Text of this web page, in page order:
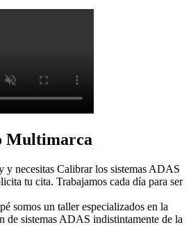
Multimarca
y necesitas Calibrar los sistemas ADAS
tu cita. Trabajamos cada día para ser
somos un taller especializados en la
de sistemas ADAS indistintamente de la